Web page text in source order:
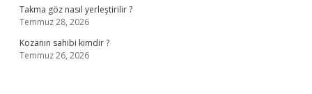
Takma göz nasıl yerleştirilir ?
Temmuz 28, 2026
Kozanın sahibi kimdir ?
Temmuz 26, 2026